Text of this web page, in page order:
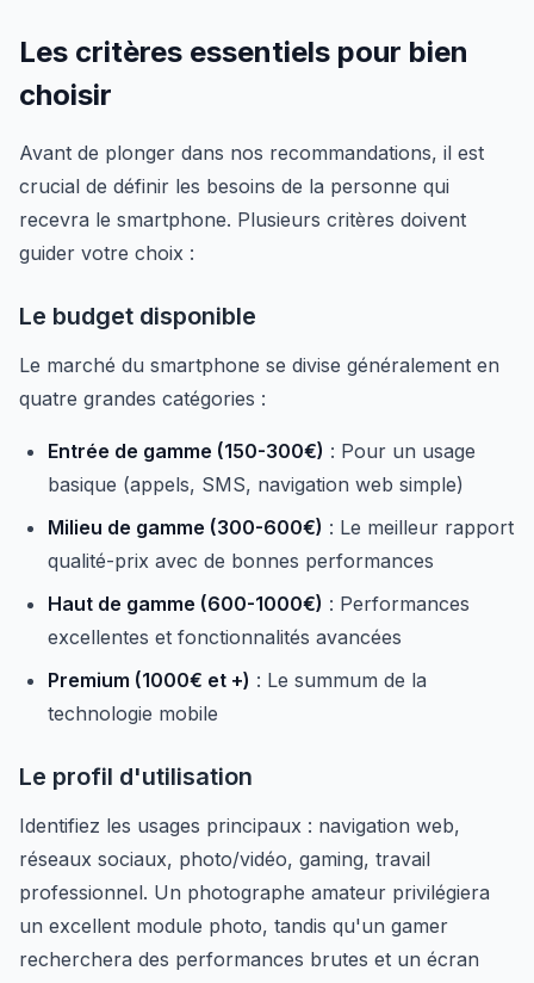
Les critères essentiels pour bien
choisir
Avant de plonger dans nos recommandations, il est
crucial de définir les besoins de la personne qui
recevra le smartphone. Plusieurs critères doivent
guider votre choix :
Le budget disponible
Le marché du smartphone se divise généralement en
quatre grandes catégories :
Entrée de gamme (150-300€) : Pour un usage
basique (appels, SMS, navigation web simple)
Milieu de gamme (300-600€) : Le meilleur rapport
qualité-prix avec de bonnes performances
Haut de gamme (600-1000€) : Performances
excellentes et fonctionnalités avancées
Premium (1000€ et +) : Le summum de la
technologie mobile
Le profil d'utilisation
Identifiez les usages principaux : navigation web,
réseaux sociaux, photo/vidéo, gaming, travail
professionnel. Un photographe amateur privilégiera
un excellent module photo, tandis qu'un gamer
recherchera des performances brutes et un écran